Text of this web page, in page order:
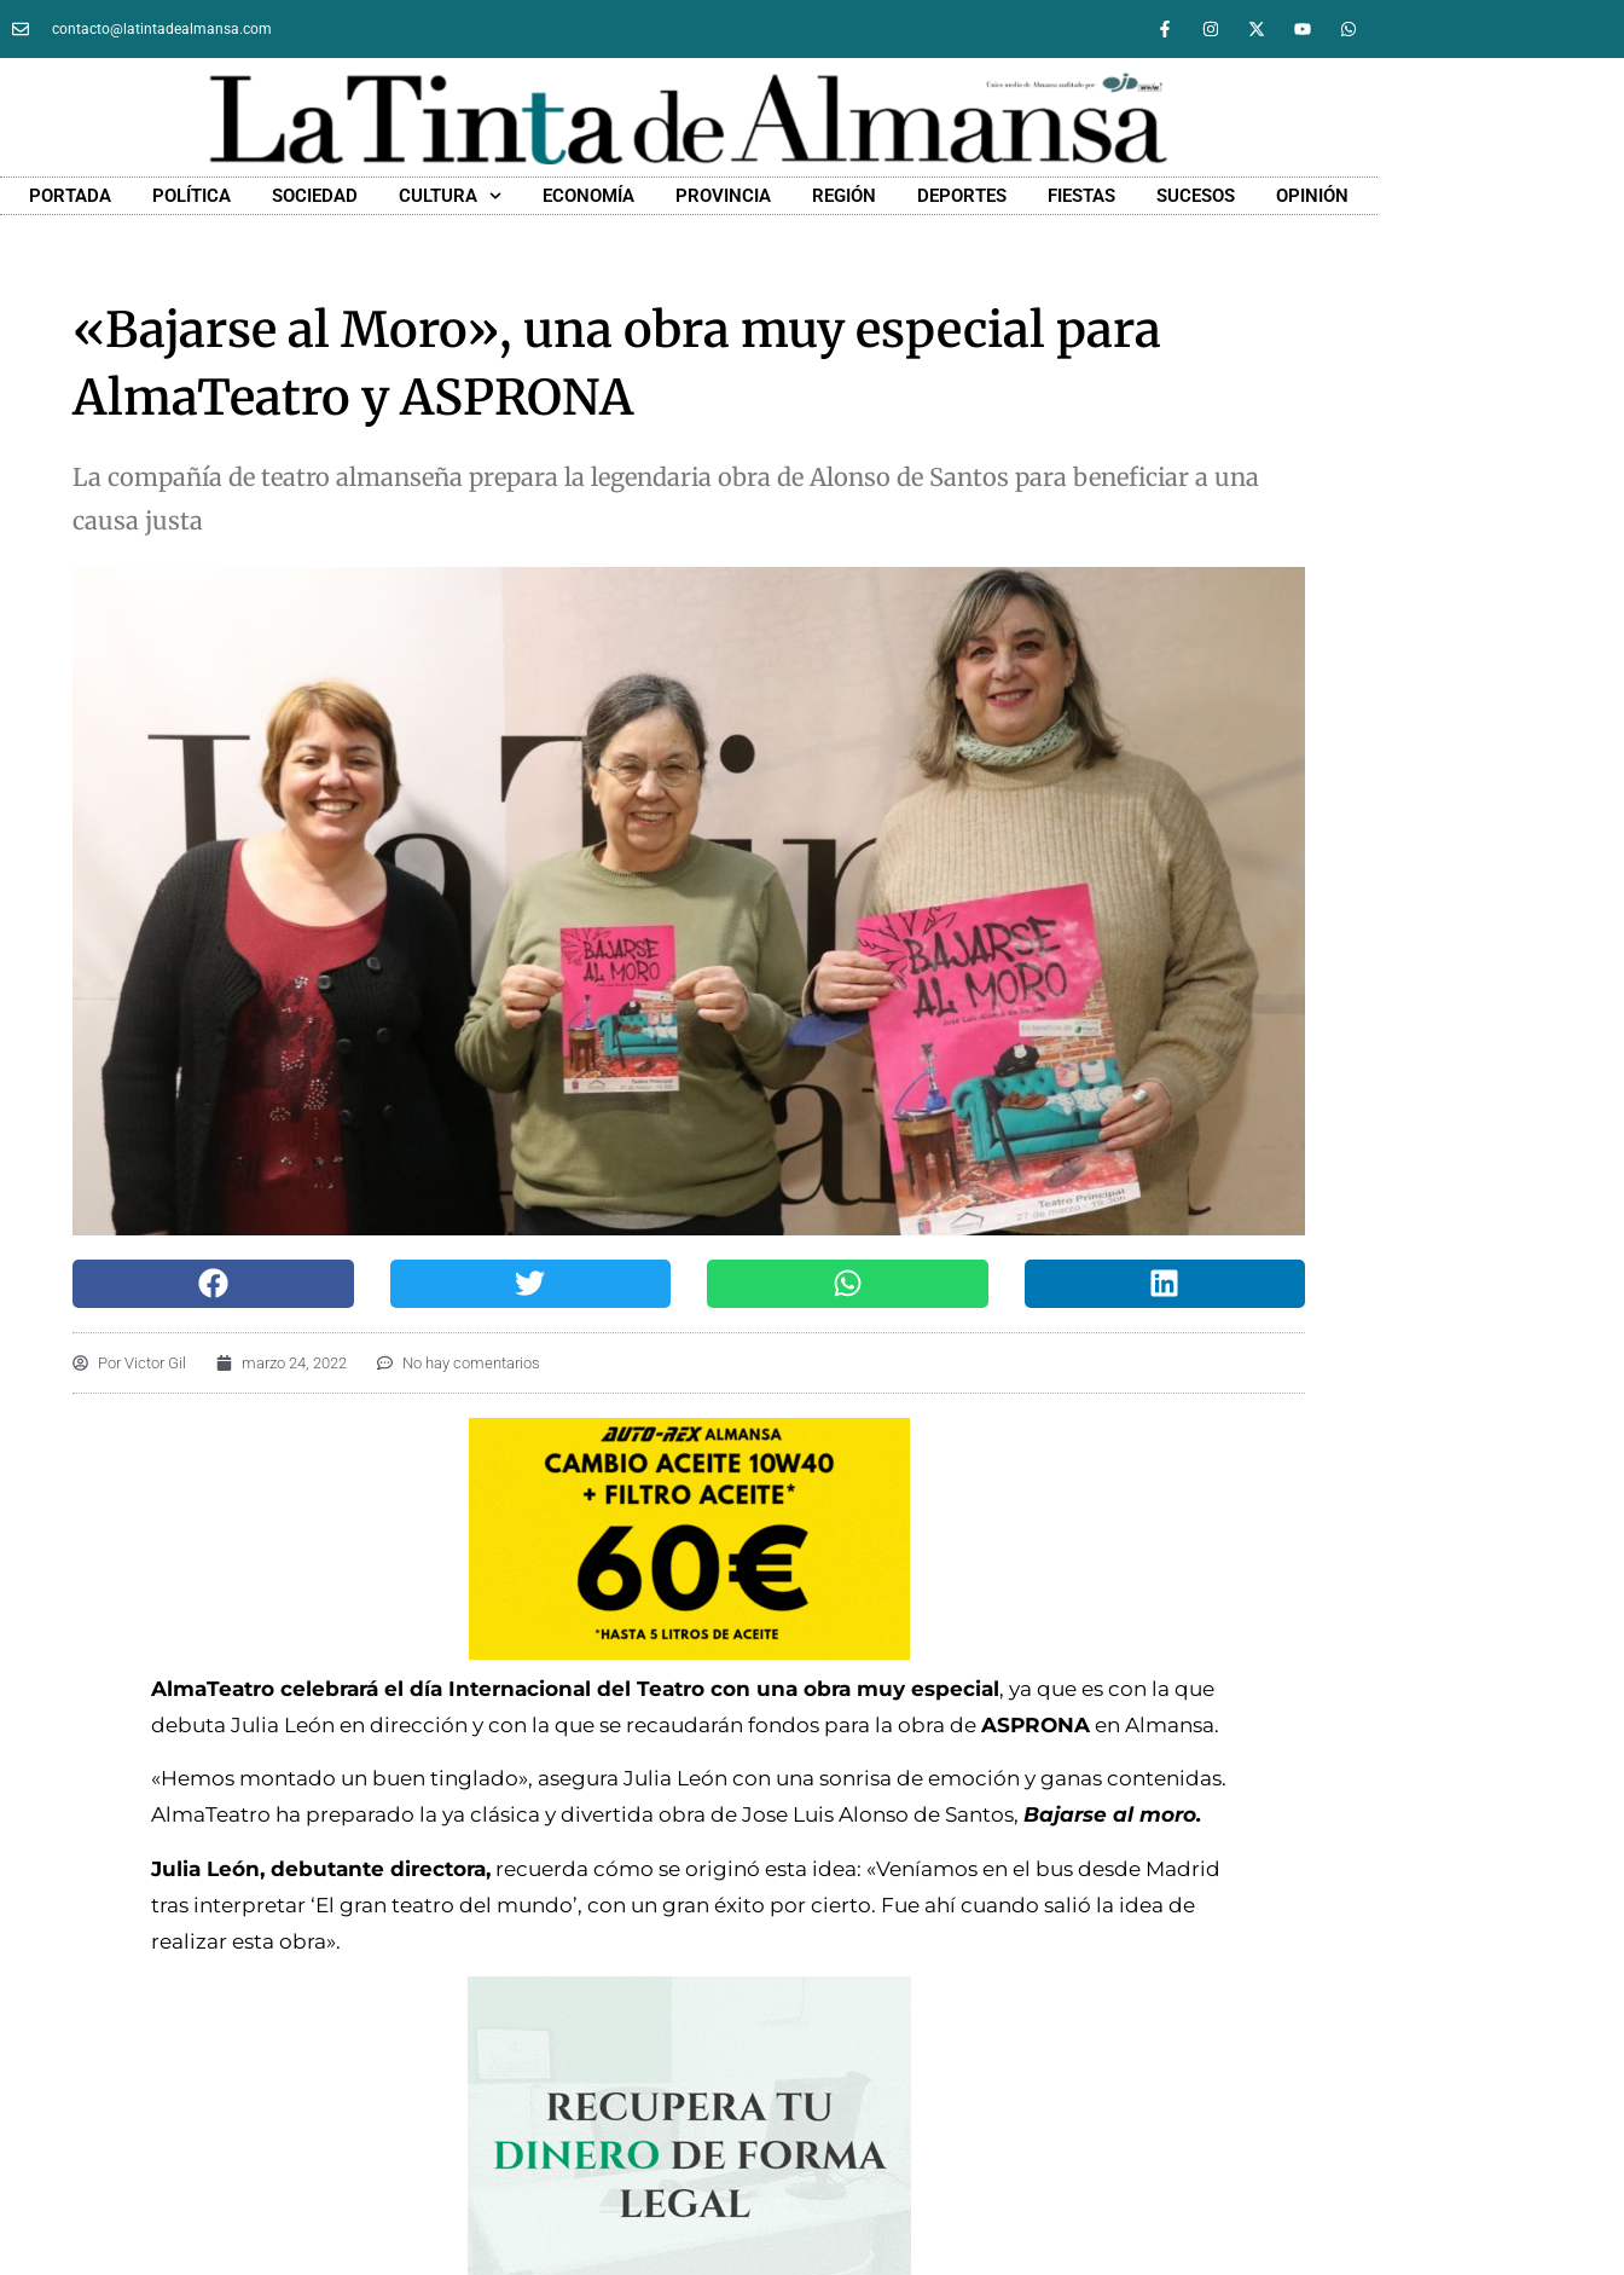
contacto@latintadealmansa.com
PORTADA POLÍTICA SOCIEDAD CULTURA ECONOMÍA PROVINCIA REGIÓN DEPORTES FIESTAS SUCESOS OPINIÓN
«Bajarse al Moro», una obra muy especial para
AlmaTeatro y ASPRONA
La compañía de teatro almanseña prepara la legendaria obra de Alonso de Santos para beneficiar a una
causa justa
Por Victor Gil marzo 24, 2022 No hay comentarios
AlmaTeatro celebrará el día Internacional del Teatro con una obra muy especial, ya que es con la que
debuta Julia León en dirección y con la que se recaudarán fondos para la obra de ASPRONA en Almansa.
«Hemos montado un buen tinglado», asegura Julia León con una sonrisa de emoción y ganas contenidas.
AlmaTeatro ha preparado la ya clásica y divertida obra de Jose Luis Alonso de Santos, Bajarse al moro.
Julia León, debutante directora, recuerda cómo se originó esta idea: «Veníamos en el bus desde Madrid
tras interpretar ‘El gran teatro del mundo’, con un gran éxito por cierto. Fue ahí cuando salió la idea de
realizar esta obra».